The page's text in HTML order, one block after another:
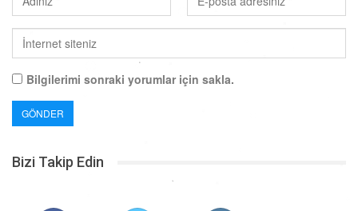
Bilgilerimi sonraki yorumlar için sakla.
Bizi Takip Edin